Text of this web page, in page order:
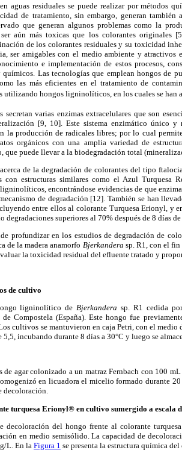
aguas residuales se puede realizar por métodos
de tratamiento, sin embargo, generan también
que generan algunos problemas como la
aún más toxicas que los colorantes originales
de los colorantes residuales y su toxicidad
ser amigables con el medio ambiente y atractivos
e implementación de estos procesos,
Las tecnologías que emplean hongos de
las más eficientes en el tratamiento de
utilizando hongos ligninolíticos, en los cuales se han
varias enzimas extracelulares que son
[9, 10]. Este sistema enzimático único
la producción de radicales libres; por lo cual
orgánicos con una amplia variedad de
que puede llevar a la biodegradación total
de la degradación de colorantes del tipo
con estructuras similares como el Azul Turquesa
encontrándose evidencias de que
de degradación [12]. También se han
entre ellos al colorante Turquesa Erionyl, y
degradaciones superiores al 70% después de 8 días
profundizar en los estudios de degradación de
de la madera anamorfo Bjerkandera sp. R1, con el
la toxicidad residual del efluente tratado y
de cultivo
ligninolítico deBjerkanderasp. R1 cedida
Compostela (España). Este hongo fue
cultivos se mantuvieron en caja Petri, con el
incubando durante 8 días a 30°C y luego se
de agar colonizado a un matraz Fernbach con 100
en licuadora el micelio formado durante
decoloración.
turquesa Erionyl® en cultivo sumergido a escala
decoloración del hongo frente al colorante
en medio semisólido. La capacidad de
L. En la Figura 1 se presenta la estructura química del